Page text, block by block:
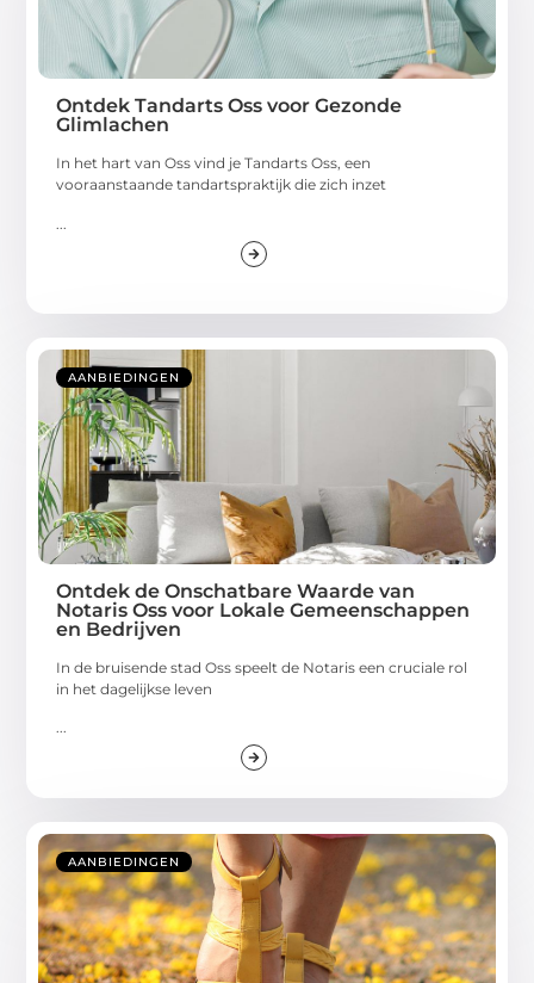
Ontdek Tandarts Oss voor Gezonde
Glimlachen
In het hart van Oss vind je Tandarts Oss, een
vooraanstaande tandartspraktijk die zich inzet
AANBIEDINGEN
Ontdek de Onschatbare Waarde van
Notaris Oss voor Lokale Gemeenschappen
en Bedrijven
In de bruisende stad Oss speelt de Notaris een cruciale rol
in het dagelijkse leven
AANBIEDINGEN